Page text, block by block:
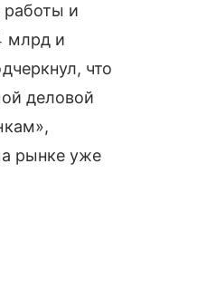
работы и
млрд и
что
деловой
рынке уже